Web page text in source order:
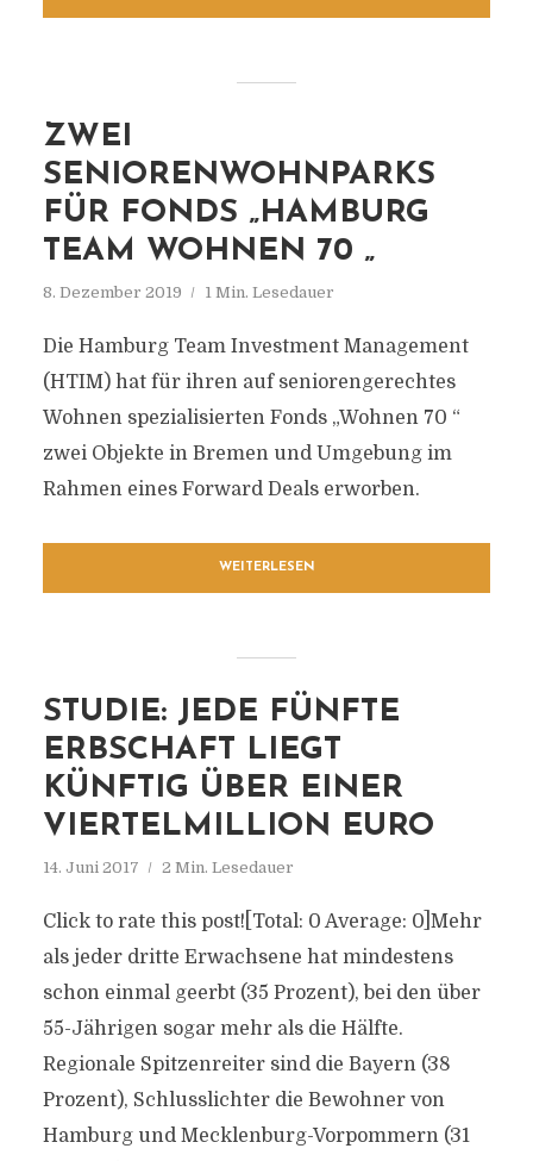
ZWEI
SENIORENWOHNPARKS
FÜR FONDS „HAMBURG
TEAM WOHNEN 70 „
8. Dezember 2019 1 Min. Lesedauer
Die Hamburg Team Investment Management
(HTIM) hat für ihren auf seniorengerechtes
Wohnen spezialisierten Fonds „Wohnen 70 “
zwei Objekte in Bremen und Umgebung im
Rahmen eines Forward Deals erworben.
WEITERLESEN
STUDIE: JEDE FÜNFTE
ERBSCHAFT LIEGT
KÜNFTIG ÜBER EINER
VIERTELMILLION EURO
14. Juni 2017 2 Min. Lesedauer
Click to rate this post![Total: 0 Average: 0]Mehr
als jeder dritte Erwachsene hat mindestens
schon einmal geerbt (35 Prozent), bei den über
55-Jährigen sogar mehr als die Hälfte.
Regionale Spitzenreiter sind die Bayern (38
Prozent), Schlusslichter die Bewohner von
Hamburg und Mecklenburg-Vorpommern (31